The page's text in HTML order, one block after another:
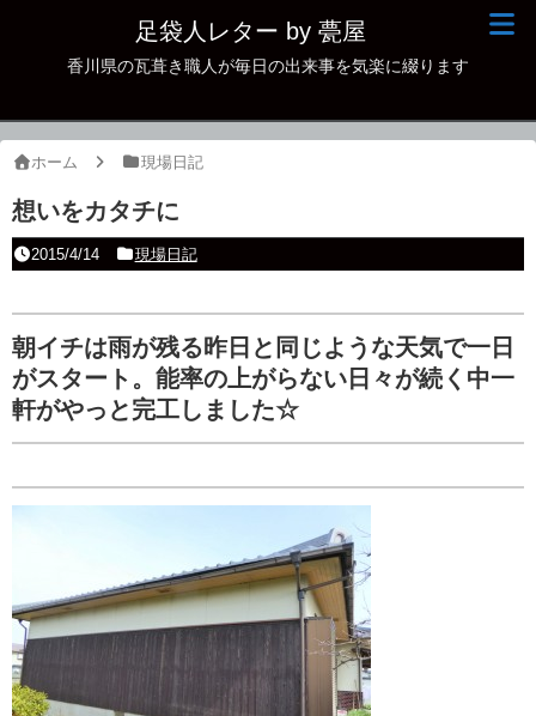
足袋人レター by 甍屋
香川県の瓦葺き職人が毎日の出来事を気楽に綴ります
ホーム 現場日記
想いをカタチに
2015/4/14 現場日記
朝イチは雨が残る昨日と同じような天気で一日
がスタート。能率の上がらない日々が続く中一
軒がやっと完工しました☆
現場日記
古瓦
本日の一品
その他